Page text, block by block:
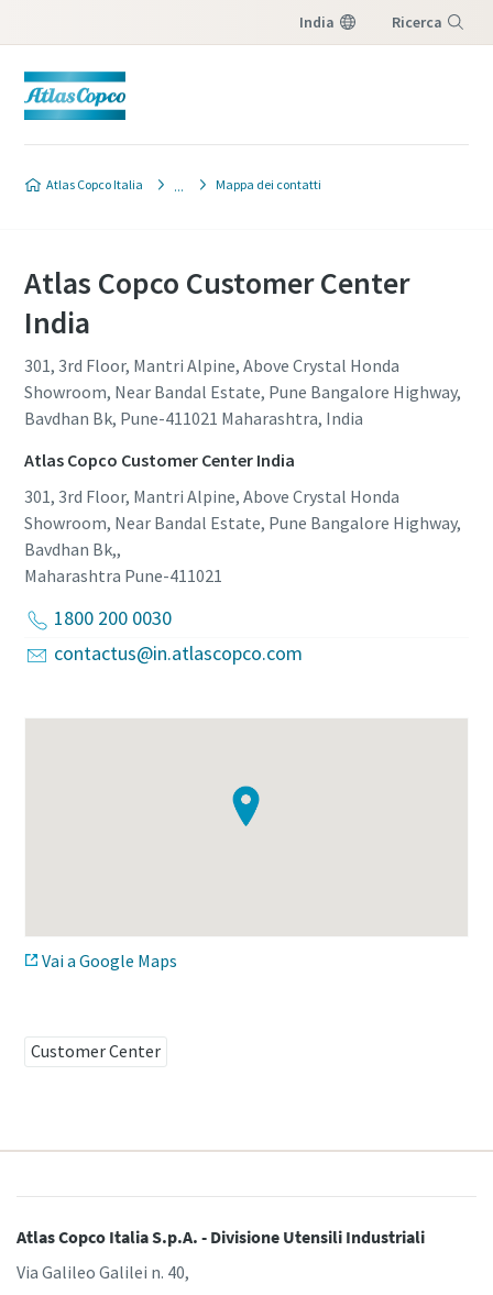
India Ricerca
Atlas Copco Italia Mappa dei contatti
Hai bisogno di effettuare la taratura?
Scopri discussioni stimolanti e coinvolgenti su Atlas
Atlas Copco Customer Center
India
301, 3rd Floor, Mantri Alpine, Above Crystal Honda
Showroom, Near Bandal Estate, Pune Bangalore Highway,
Bavdhan Bk, Pune-411021 Maharashtra, India
Atlas Copco Customer Center India
301, 3rd Floor, Mantri Alpine, Above Crystal Honda
Showroom, Near Bandal Estate, Pune Bangalore Highway,
Bavdhan Bk,,
Maharashtra Pune-411021
1800 200 0030
contactus@in.atlascopco.com
Vai a Google Maps
Customer Center
Atlas Copco Italia S.p.A. - Divisione Utensili Industriali
Via Galileo Galilei n. 40,